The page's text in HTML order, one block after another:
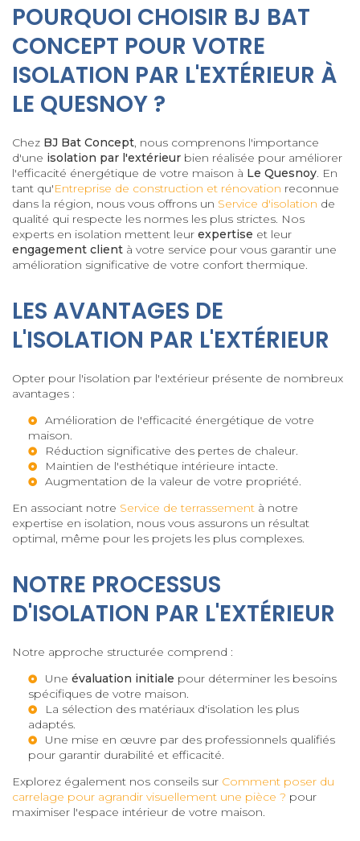
POURQUOI CHOISIR BJ BAT
CONCEPT POUR VOTRE
ISOLATION PAR L'EXTÉRIEUR À
LE QUESNOY ?
Chez BJ Bat Concept, nous comprenons l'importance
d'une isolation par l'extérieur bien réalisée pour améliorer
l'efficacité énergétique de votre maison à Le Quesnoy. En
tant qu'Entreprise de construction et rénovation reconnue
dans la région, nous vous offrons un Service d'isolation de
qualité qui respecte les normes les plus strictes. Nos
experts en isolation mettent leur expertise et leur
engagement client à votre service pour vous garantir une
amélioration significative de votre confort thermique.
LES AVANTAGES DE
L'ISOLATION PAR L'EXTÉRIEUR
Opter pour l'isolation par l'extérieur présente de nombreux
avantages :
Amélioration de l'efficacité énergétique de votre
maison.
Réduction significative des pertes de chaleur.
Maintien de l'esthétique intérieure intacte.
Augmentation de la valeur de votre propriété.
En associant notre Service de terrassement à notre
expertise en isolation, nous vous assurons un résultat
optimal, même pour les projets les plus complexes.
NOTRE PROCESSUS
D'ISOLATION PAR L'EXTÉRIEUR
Notre approche structurée comprend :
Une évaluation initiale pour déterminer les besoins
spécifiques de votre maison.
La sélection des matériaux d'isolation les plus
adaptés.
Une mise en œuvre par des professionnels qualifiés
pour garantir durabilité et efficacité.
Explorez également nos conseils sur Comment poser du
carrelage pour agrandir visuellement une pièce ? pour
maximiser l'espace intérieur de votre maison.